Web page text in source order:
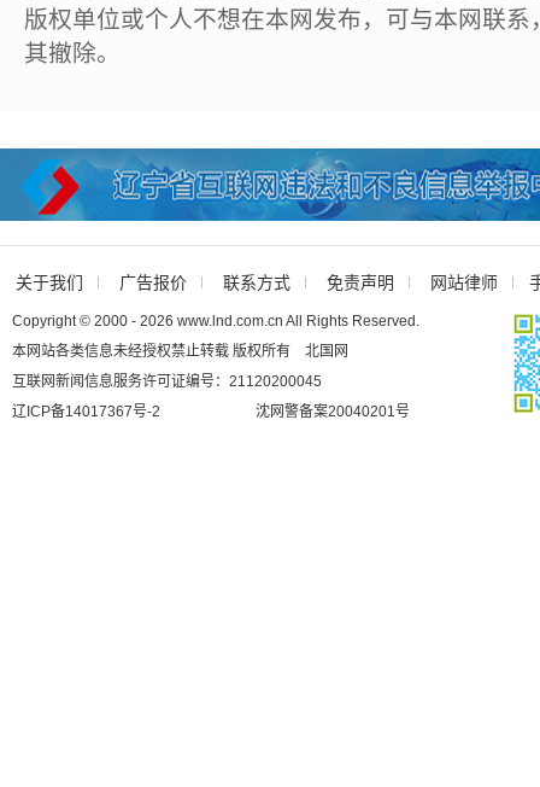
版权单位或个人不想在本网发布，可与本网联
其撤除。
关于我们 广告报价 联系方式 免责声明 网站律师
Copyright © 2000 - 2026 www.lnd.com.cn All Rights Reserved.
本网站各类信息未经授权禁止转载 版权所有 北国网
互联网新闻信息服务许可证编号：21120200045
辽ICP备14017367号-2
沈网警备案20040201号